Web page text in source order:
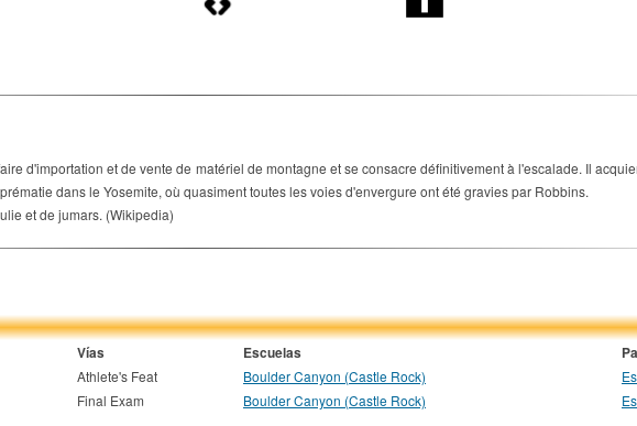
d'importation et de vente de matériel de montagne et se consacre définitivement à l'escalade. Il
dans le Yosemite, où quasiment toutes les voies d'envergure ont été gravies par Robbins.
et de jumars. (Wikipedia)
Vías Escuelas
Athlete's Feat Boulder Canyon (Castle Rock)
Final Exam Boulder Canyon (Castle Rock)